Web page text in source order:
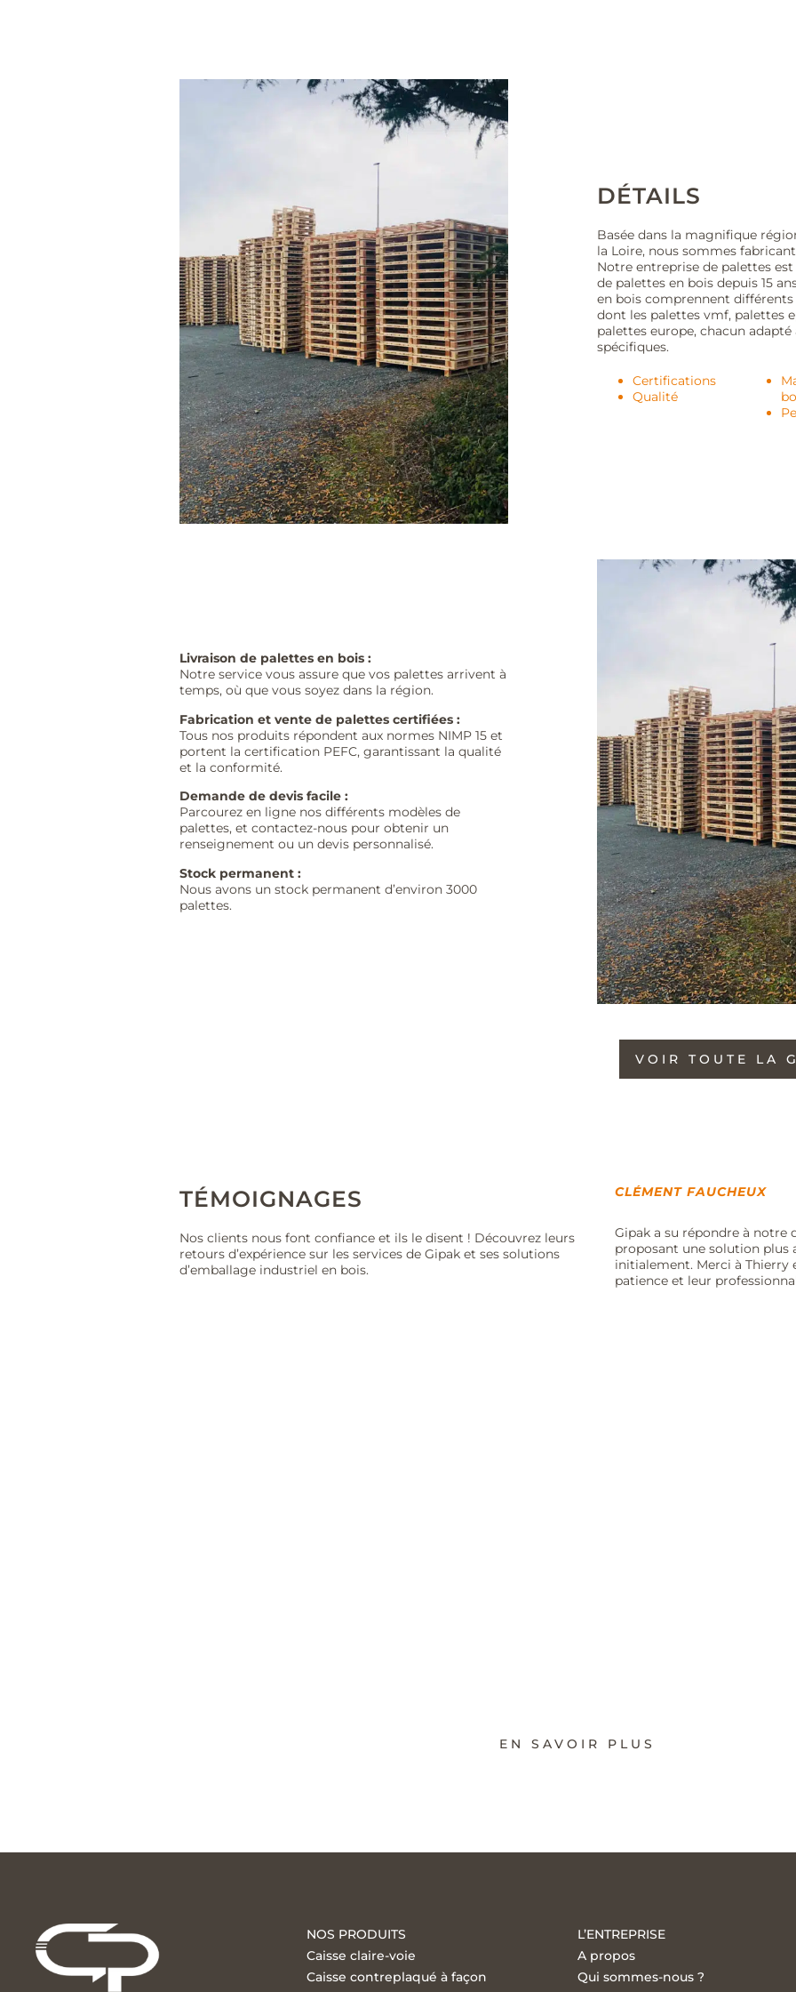
DÉTAILS
Basée dans la magnifique
la Loire, nous sommes
Notre entreprise de palettes
de palettes en bois depuis 15
en bois comprennent différents
dont les palettes vmf, palettes
palettes europe, chacun adapté
spécifiques.
Certifications
Qualité
Livraison de palettes en bois :
Notre service vous assure que vos palettes arrivent à
temps, où que vous soyez dans la région.
Fabrication et vente de palettes certifiées :
Tous nos produits répondent aux normes NIMP 15 et
portent la certification PEFC, garantissant la qualité
et la conformité.
Demande de devis facile :
Parcourez en ligne nos différents modèles de
palettes, et contactez-nous pour obtenir un
renseignement ou un devis personnalisé.
Stock permanent :
Nous avons un stock permanent d’environ 3000
palettes.
VOIR TOUTE LA
TÉMOIGNAGES
Nos clients nous font confiance et ils le disent ! Découvrez leurs
retours d’expérience sur les services de Gipak et ses solutions
d’emballage industriel en bois.
Gipak a su répondre à notre
proposant une solution plus
initialement. Merci à Thierry
patience et leur
CLÉMENT FAUCHEUX
EN SAVOIR PLUS
NOS PRODUITS
Caisse claire-voie
Caisse contreplaqué à façon
L’ENTREPRISE
A propos
Qui sommes-nous ?